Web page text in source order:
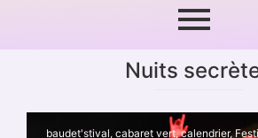
Nuits
baudet'stival, cabaret vert, calendrier,